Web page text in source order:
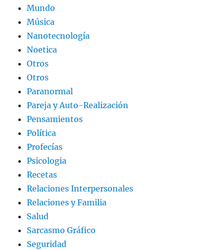
Mundo
Música
Nanotecnología
Noetica
Otros
Otros
Paranormal
Pareja y Auto-Realización
Pensamientos
Política
Profecías
Psicologia
Recetas
Relaciones Interpersonales
Relaciones y Familia
Salud
Sarcasmo Gráfico
Seguridad